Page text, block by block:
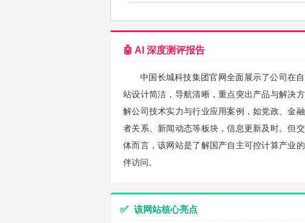
🤖 AI 深度测评报告
中国长城科技集团官网全面展示了公司在
站设计简洁，导航清晰，重点突出产品与解决
解公司技术实力与行业应用案例，如党政、金
者关系、新闻动态等板块，信息更新及时。但
体而言，该网站是了解国产自主可控计算产业
伴访问。
✅ 该网站核心亮点